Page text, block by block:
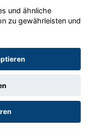
Autoland
AGB
und ähnliche
zu gewährleisten und